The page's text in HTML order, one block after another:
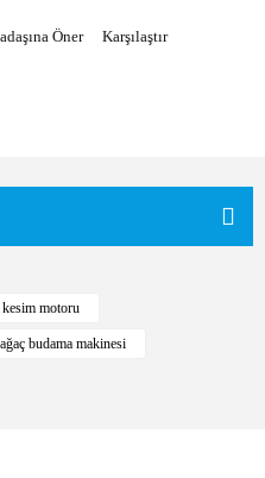
Öner Karşılaştır
kesim motoru
budama makinesi